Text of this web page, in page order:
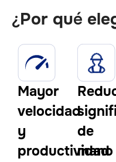
¿Por qué
Mayor
velocidad
y
productividad
de
mano